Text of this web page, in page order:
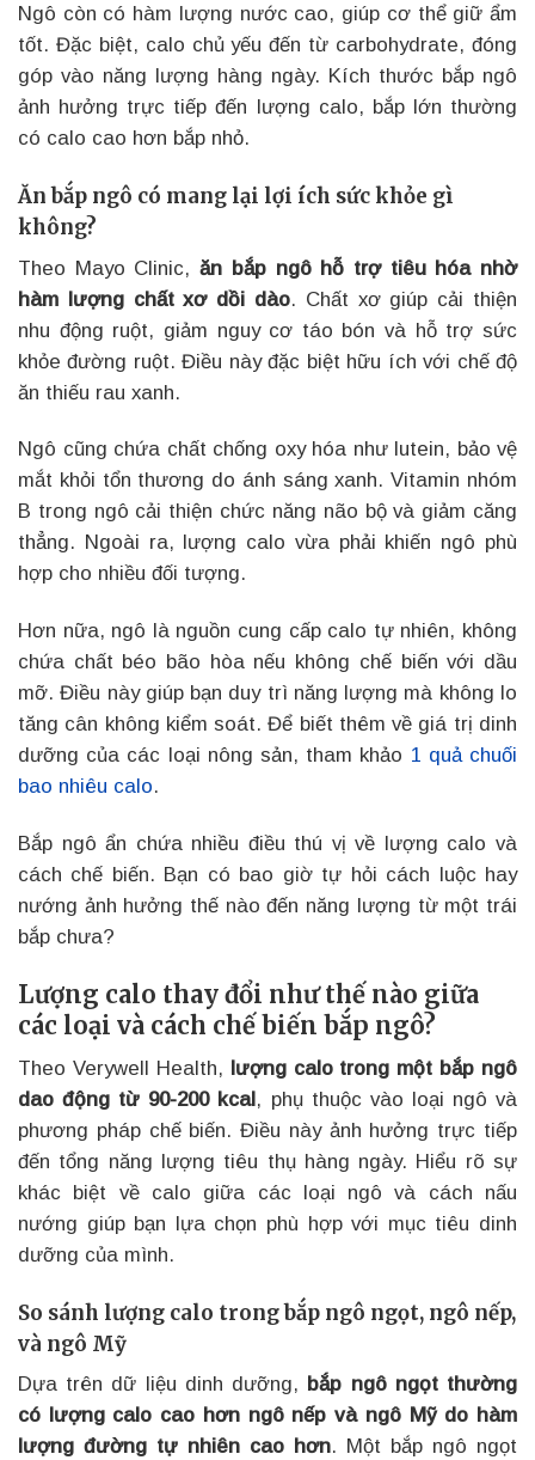
Ngô còn có hàm lượng nước cao, giúp cơ thể giữ ẩm
tốt. Đặc biệt, calo chủ yếu đến từ carbohydrate, đóng
góp vào năng lượng hàng ngày. Kích thước bắp ngô
ảnh hưởng trực tiếp đến lượng calo, bắp lớn thường
có calo cao hơn bắp nhỏ.
Ăn bắp ngô có mang lại lợi ích sức khỏe gì
không?
Theo Mayo Clinic,ăn bắp ngô hỗ trợ tiêu hóa nhờ
hàm lượng chất xơ dồi dào. Chất xơ giúp cải thiện
nhu động ruột, giảm nguy cơ táo bón và hỗ trợ sức
khỏe đường ruột. Điều này đặc biệt hữu ích với chế độ
ăn thiếu rau xanh.
Ngô cũng chứa chất chống oxy hóa như lutein, bảo vệ
mắt khỏi tổn thương do ánh sáng xanh. Vitamin nhóm
B trong ngô cải thiện chức năng não bộ và giảm căng
thẳng. Ngoài ra, lượng calo vừa phải khiến ngô phù
hợp cho nhiều đối tượng.
Hơn nữa, ngô là nguồn cung cấp calo tự nhiên, không
chứa chất béo bão hòa nếu không chế biến với dầu
mỡ. Điều này giúp bạn duy trì năng lượng mà không lo
tăng cân không kiểm soát. Để biết thêm về giá trị dinh
dưỡng của các loại nông sản, tham khảo 1 quả chuối
bao nhiêu calo.
Bắp ngô ẩn chứa nhiều điều thú vị về lượng calo và
cách chế biến. Bạn có bao giờ tự hỏi cách luộc hay
nướng ảnh hưởng thế nào đến năng lượng từ một trái
bắp chưa?
Lượng calo thay đổi như thế nào giữa
các loại và cách chế biến bắp ngô?
Theo Verywell Health, lượng calo trong một bắp ngô
dao động từ 90-200 kcal, phụ thuộc vào loại ngô và
phương pháp chế biến. Điều này ảnh hưởng trực tiếp
đến tổng năng lượng tiêu thụ hàng ngày. Hiểu rõ sự
khác biệt về calo giữa các loại ngô và cách nấu
nướng giúp bạn lựa chọn phù hợp với mục tiêu dinh
dưỡng của mình.
So sánh lượng calo trong bắp ngô ngọt, ngô nếp,
và ngô Mỹ
Dựa trên dữ liệu dinh dưỡng, bắp ngô ngọt thường
có lượng calo cao hơn ngô nếp và ngô Mỹ do hàm
lượng đường tự nhiên cao hơn. Một bắp ngô ngọt